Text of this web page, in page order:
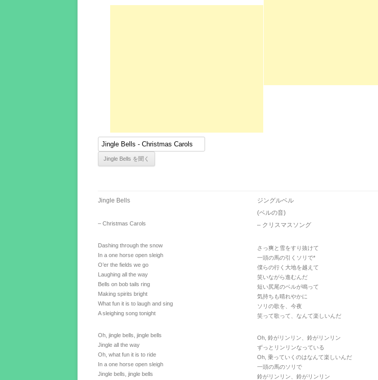
Jingle Bells
– Christmas Carols
Dashing through the snow
In a one horse open sleigh
O’er the fields we go
Laughing all the way
Bells on bob tails ring
Making spirits bright
What fun it is to laugh and sing
A sleighing song tonight
Oh, jingle bells, jingle bells
Jingle all the way
Oh, what fun it is to ride
In a one horse open sleigh
Jingle bells, jingle bells
ジングルベル
(ベルの音)
– クリスマスソング
さっ爽と雪をすり抜けて
一頭の馬の引くソリで*
僕らの行く大地を越えて
笑いながら進むんだ
短い尻尾のベルが鳴って
気持ちも晴れやかに
ソリの歌を、今夜
笑って歌って、なんて楽しいんだ
Oh, 鈴がリンリン、鈴がリンリン
ずっとリンリンなっている
Oh, 乗っていくのはなんて楽しいんだ
一頭の馬のソリで
鈴がリンリン、鈴がリンリン